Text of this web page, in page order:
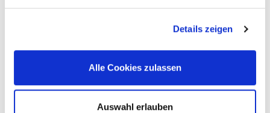
Details zeigen
Alle Cookies zulassen
Auswahl erlauben
Fallzahlen
Fachexpertise und Weiterbildung
Medizinisches Leistungsangebot mit Fallzahlen